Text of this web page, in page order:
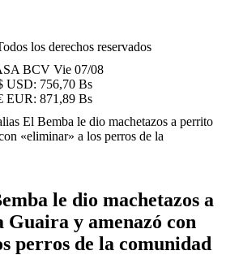
los derechos reservados
BCV Vie 07/08
USD: 756,70 Bs
EUR: 871,89 Bs
El Bemba le dio machetazos a perrito
«eliminar» a los perros de la
le dio machetazos a
y amenazó con
perros de la comunidad